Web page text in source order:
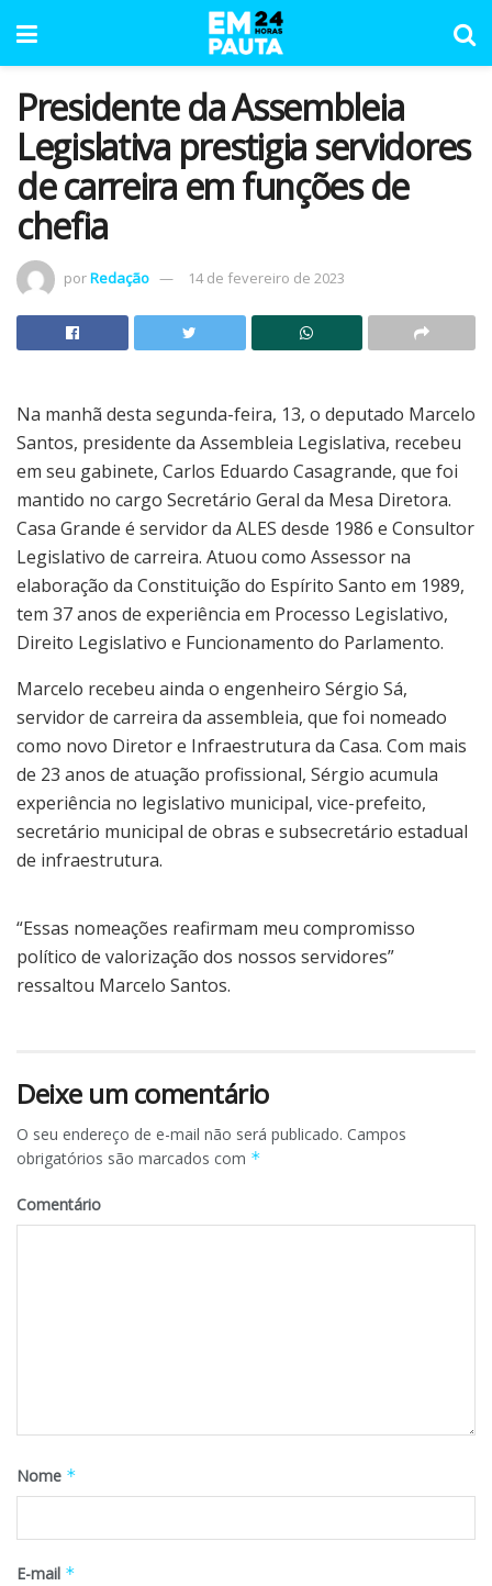
Presidente da Assembleia
Legislativa prestigia servidores
de carreira em funções de
chefia
porRedação 14 de fevereiro de 2023
Na manhã desta segunda-feira, 13, o deputado Marcelo
Santos, presidente da Assembleia Legislativa, recebeu
em seu gabinete, Carlos Eduardo Casagrande, que foi
mantido no cargo Secretário Geral da Mesa Diretora.
Casa Grande é servidor da ALES desde 1986 e Consultor
Legislativo de carreira. Atuou como Assessor na
elaboração da Constituição do Espírito Santo em 1989,
tem 37 anos de experiência em Processo Legislativo,
Direito Legislativo e Funcionamento do Parlamento.
Marcelo recebeu ainda o engenheiro Sérgio Sá,
servidor de carreira da assembleia, que foi nomeado
como novo Diretor e Infraestrutura da Casa. Com mais
de 23 anos de atuação profissional, Sérgio acumula
experiência no legislativo municipal, vice-prefeito,
secretário municipal de obras e subsecretário estadual
de infraestrutura.
“Essas nomeações reafirmam meu compromisso
político de valorização dos nossos servidores”
ressaltou Marcelo Santos.
Deixe um comentário
O seu endereço de e-mail não será publicado. Campos
obrigatórios são marcados com *
Comentário
Nome *
E-mail *